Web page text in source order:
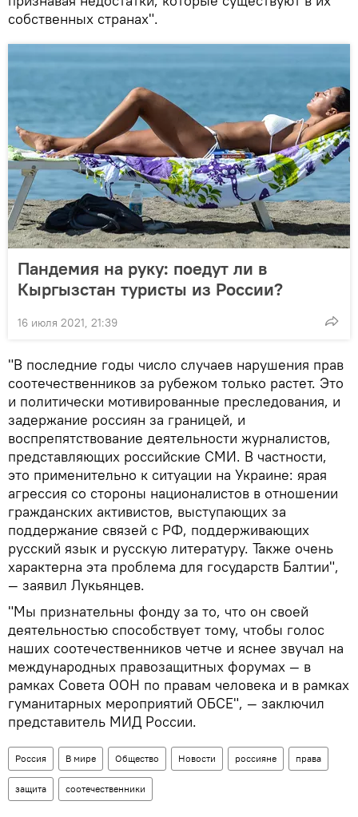
собственных странах".
Пандемия на руку: поедут ли в
Кыргызстан туристы из России?
16 июля 2021, 21:39
"В последние годы число случаев нарушения прав
соотечественников за рубежом только растет. Это
и политически мотивированные преследования, и
задержание россиян за границей, и
воспрепятствование деятельности журналистов,
представляющих российские СМИ. В частности,
это применительно к ситуации на Украине: ярая
агрессия со стороны националистов в отношении
гражданских активистов, выступающих за
поддержание связей с РФ, поддерживающих
русский язык и русскую литературу. Также очень
характерна эта проблема для государств Балтии",
— заявил Лукьянцев.
"Мы признательны фонду за то, что он своей
деятельностью способствует тому, чтобы голос
наших соотечественников четче и яснее звучал на
международных правозащитных форумах — в
рамках Совета ООН по правам человека и в рамках
гуманитарных мероприятий ОБСЕ", — заключил
представитель МИД России.
Россия В мире Общество Новости россияне права
защита соотечественники